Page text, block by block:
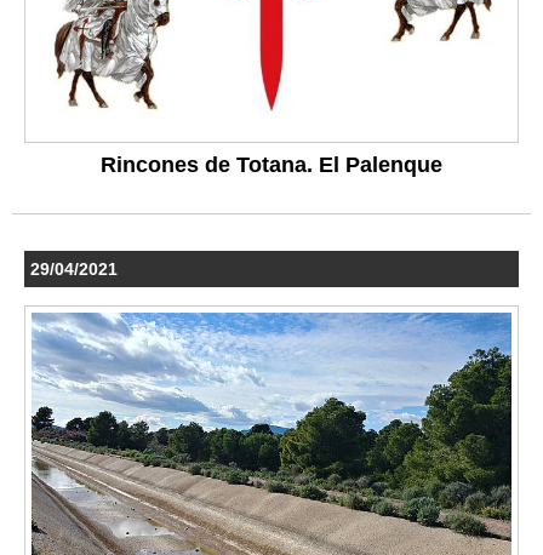
Rincones de Totana. El Palenque
29/04/2021